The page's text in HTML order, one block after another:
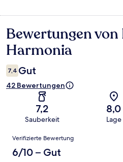
Bewertungen
Bewertungen
Harmonia
7,4 Gut
42 Bewertungen
7,2
Sauberkeit
8,0
Lage
Bewertungen
Verifizierte Bewertung
6/10 – Gut